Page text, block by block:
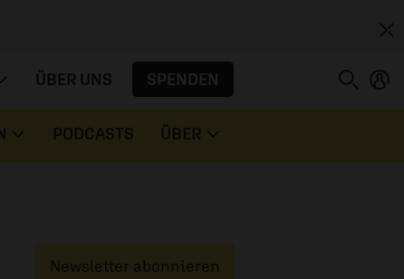
ÜBER UNS SPENDEN
PODCASTS ÜBER
Newsletter abonnieren